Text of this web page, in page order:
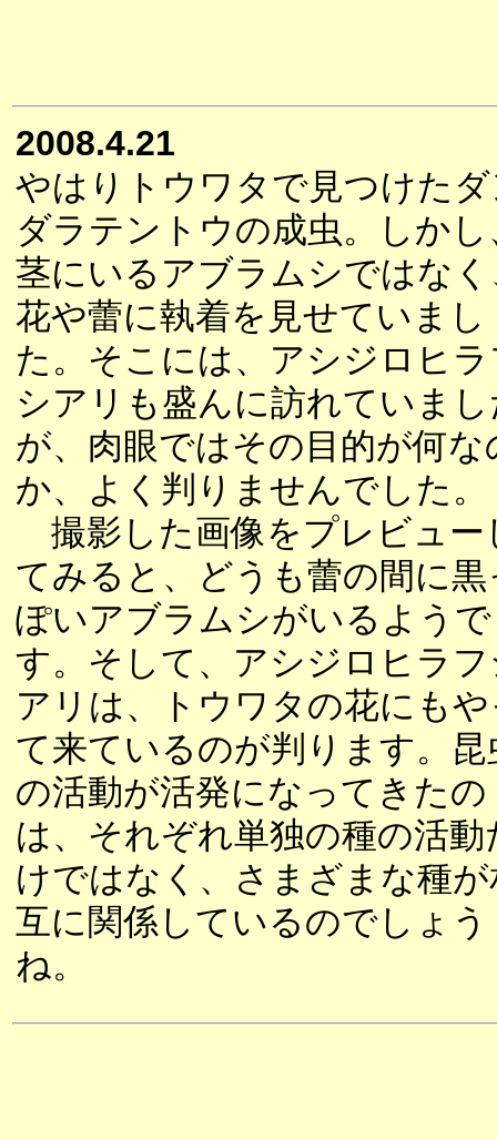
2008.4.21
やはりトウワタで見つけた
ダラテントウの成虫。しかし
茎にいるアブラムシではな
花や蕾に執着を見せていまし
た。そこには、アシジロヒ
シアリも盛んに訪れていま
が、肉眼ではその目的が何な
か、よく判りませんでした。
撮影した画像をプレビュー
てみると、どうも蕾の間に黒
ぽいアブラムシがいるようで
す。そして、アシジロヒラ
アリは、トウワタの花にも
て来ているのが判ります。昆
の活動が活発になってきたの
は、それぞれ単独の種の活動
けではなく、さまざまな種が
互に関係しているのでしょう
ね。